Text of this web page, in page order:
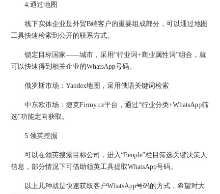
4.通过地图
线下实体企业是外贸B端客户的重要组成部分，可以通过地图
工具快速检索到公开的联系方式。
锁定目标国家——城市，采用“行业词+商业属性词”组合，就
可以快速得到相关企业的WhatsApp号码。
俄罗斯市场：Yandex地图，采用俄语关键词检索
中东欧市场：捷克Firmy.cz平台，通过“行业分类+WhatsApp筛
选”功能定向获取。
5.领英挖掘
可以在领英搜索目标公司，进入“People”栏目筛选关键决策人
信息，部分情况下可借助领英工具提取WhatsApp号码。
以上几种就是快速获取客户WhatsApp号码的方式，希望对大